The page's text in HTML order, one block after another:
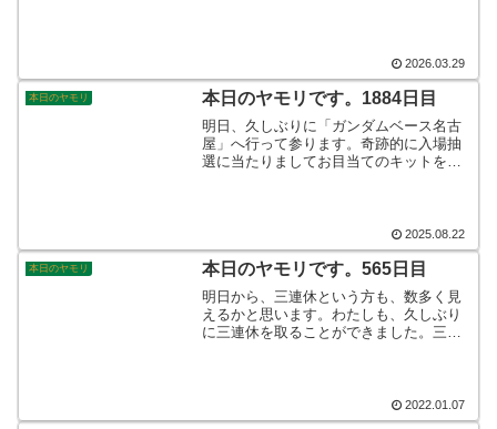
は変わらないのか？！楽しみです。そん
なこんなで、本日のヤモリです。
2026.03.29
本日のヤモリ 本日のヤモリです。1884日目
明日、久しぶりに「ガンダムベース名古
屋」へ行って参ります。奇跡的に入場抽
選に当たりましてお目当てのキットをき
コですべて使うことになるのかなと。そ
んなこんなで、本日のヤモリです。
2025.08.22
本日のヤモリ 本日のヤモリです。565日目
明日から、三連休という方も、数多く見
えるかと思います。わたしも、久しぶり
に三連休を取ることができました。三連
2022.01.07